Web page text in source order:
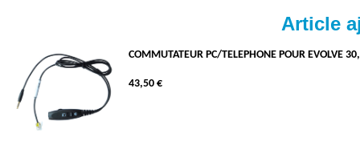
Article
COMMUTATEUR PC/TELEPHONE POUR EVOLVE
43,50 €